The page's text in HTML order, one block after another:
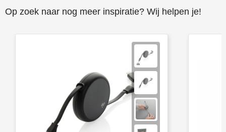
Op zoek naar nog meer inspiratie? Wij helpen je!